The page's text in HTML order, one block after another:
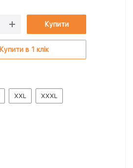
XXL XXXL
Купити
Купити в 1 клік